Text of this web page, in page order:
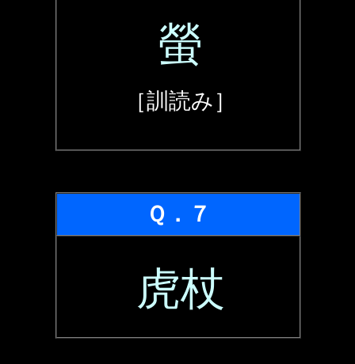
螢
［訓読み］
Ｑ．７
虎杖